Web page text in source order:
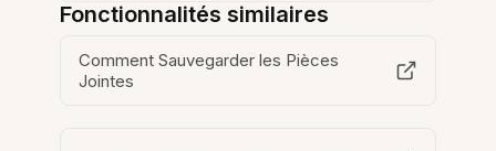
Fonctionnalités similaires
Comment Sauvegarder les Pièces
Jointes